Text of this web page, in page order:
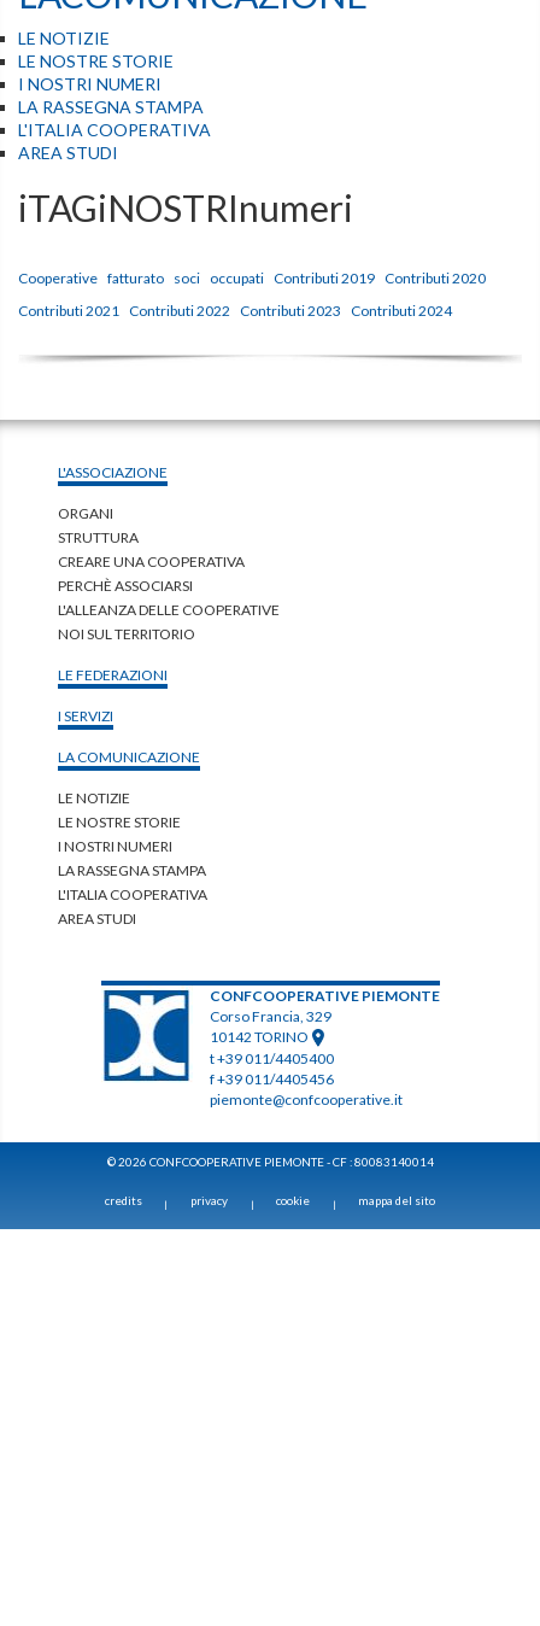
LE NOTIZIE
LE NOSTRE STORIE
I NOSTRI NUMERI
LA RASSEGNA STAMPA
L'ITALIA COOPERATIVA
AREA STUDI
iTAGiNOSTRInumeri
Cooperative fatturato soci occupati Contributi 2019 Contributi 2020
Contributi 2021 Contributi 2022 Contributi 2023 Contributi 2024
L'ASSOCIAZIONE
ORGANI
STRUTTURA
CREARE UNA COOPERATIVA
PERCHÈ ASSOCIARSI
L'ALLEANZA DELLE COOPERATIVE
NOI SUL TERRITORIO
LE FEDERAZIONI
I SERVIZI
LA COMUNICAZIONE
LE NOTIZIE
LE NOSTRE STORIE
I NOSTRI NUMERI
LA RASSEGNA STAMPA
L'ITALIA COOPERATIVA
AREA STUDI
CONFCOOPERATIVE PIEMONTE
Corso Francia, 329
10142 TORINO
t +39 011/4405400
f +39 011/4405456
piemonte@confcooperative.it
© 2026 CONFCOOPERATIVE PIEMONTE - CF : 80083140014
credits privacy cookie mappa del sito